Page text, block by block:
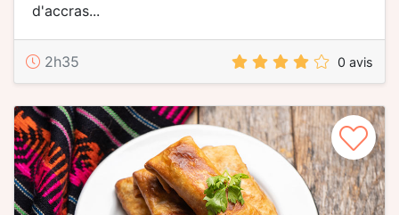
d'accras...
2h35 0 avis